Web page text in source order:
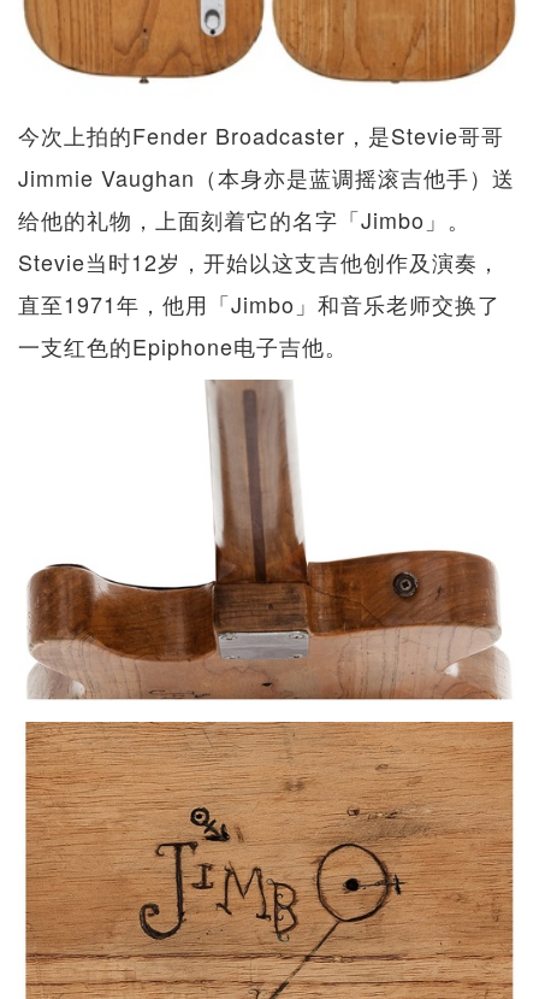
今次上拍的Fender Broadcaster，是Stevie哥哥
Jimmie Vaughan（本身亦是蓝调摇滚吉他手）送
给他的礼物，上面刻着它的名字「Jimbo」。
Stevie当时12岁，开始以这支吉他创作及演奏，
直至1971年，他用「Jimbo」和音乐老师交换了
一支红色的Epiphone电子吉他。